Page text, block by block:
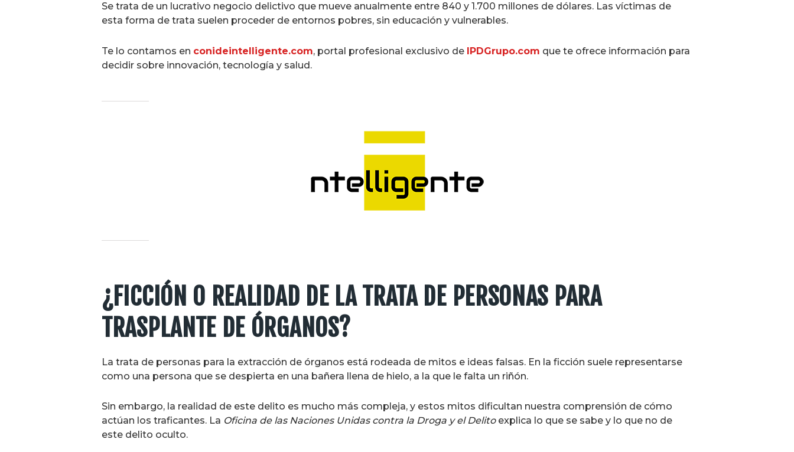
Se trata de un lucrativo negocio delictivo que mueve anualmente entre 840 y 1.700 millones de dólares. Las víctimas de
esta forma de trata suelen proceder de entornos pobres, sin educación y vulnerables.
Te lo contamos en conideintelligente.com, portal profesional exclusivo de IPDGrupo.com que te ofrece información para
decidir sobre innovación, tecnología y salud.
¿FICCIÓN O REALIDAD DE LA TRATA DE PERSONAS PARA
TRASPLANTE DE ÓRGANOS?
La trata de personas para la extracción de órganos está rodeada de mitos e ideas falsas. En la ficción suele representarse
como una persona que se despierta en una bañera llena de hielo, a la que le falta un riñón.
Sin embargo, la realidad de este delito es mucho más compleja, y estos mitos dificultan nuestra comprensión de cómo
actúan los traficantes. La Oficina de las Naciones Unidas contra la Droga y el Delitoexplica lo que se sabe y lo que no de
este delito oculto.